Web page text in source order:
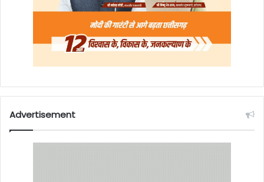
Advertisement